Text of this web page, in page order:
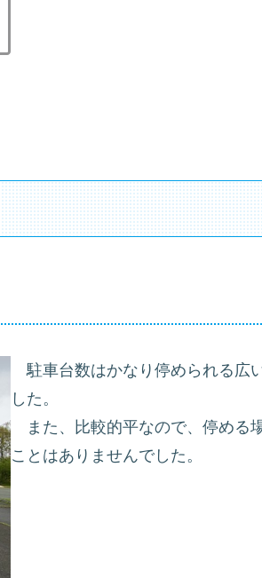
駐車台数はかなり停められる広
した。
また、比較的平なので、停める
ことはありませんでした。